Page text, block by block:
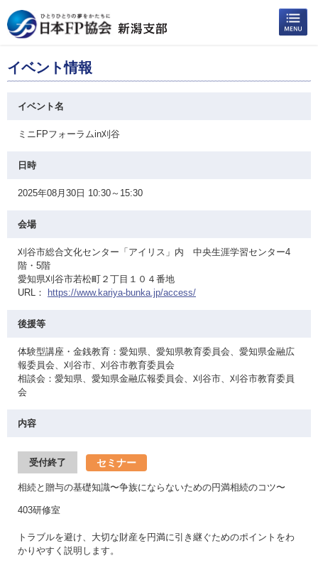
イベント情報
イベント名
ミニFPフォーラムin刈谷
日時
2025年08月30日 10:30～15:30
会場
刈谷市総合文化センター「アイリス」内 中央生涯学習センター4
階・5階
愛知県刈谷市若松町２丁目１０４番地
URL：
https://www.kariya-bunka.jp/access/
後援等
体験型講座・金銭教育：愛知県、愛知県教育委員会、愛知県金融広
報委員会、刈谷市、刈谷市教育委員会
相談会：愛知県、愛知県金融広報委員会、刈谷市、刈谷市教育委員
会
内容
受付終了 セミナー
相続と贈与の基礎知識〜争族にならないための円満相続のコツ〜
403研修室
トラブルを避け、大切な財産を円満に引き継ぐためのポイントをわ
かりやすく説明します。